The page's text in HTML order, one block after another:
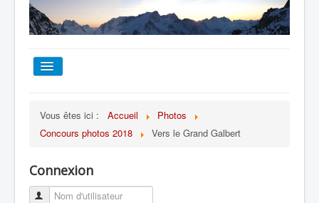
TOUT SUR LE GUMS
ESCALADE
Vous êtes ici : Accueil
Photos
Concours photos 2018
Vers le Grand Galbert
Connexion